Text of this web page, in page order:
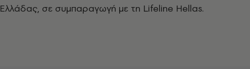
Ελλάδας, σε συμπαραγωγή με τη Lifeline Hellas.